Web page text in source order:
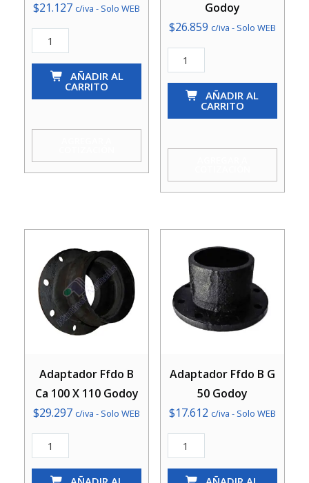
$21.127 c/iva - Solo WEB
Adaptador
Ffdo
X
Godoy
AÑADIR AL
CARRITO
Godoy
$26.859 c/iva - Solo WEB
Adaptador
Ffdo
X
Mm
cantidad
AÑADIR AL
CARRITO
Adaptador Ffdo B
Ca 100 X 110 Godoy
$29.297 c/iva - Solo WEB
Adaptador
Ffdo
Adaptador Ffdo B G
50 Godoy
$17.612 c/iva - Solo WEB
Adaptador
Ffdo